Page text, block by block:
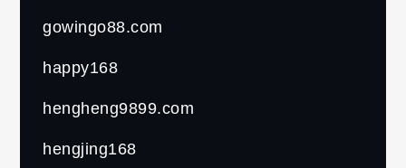
gowingo88.com
happy168
hengheng9899.com
hengjing168